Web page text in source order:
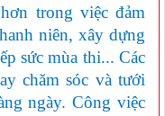
trong việc đảm
niên, xây dựng
sức mùa thi... Các
chăm sóc và tưới
ngày. Công việc